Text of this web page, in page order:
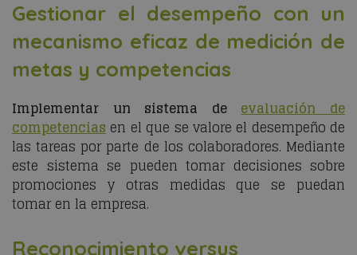
Gestionar el desempeño con un
mecanismo eficaz de medición de
metas y competencias
Implementar un sistema deevaluación de
competencias en el que se valore el desempeño de
las tareas por parte de los colaboradores. Mediante
este sistema se pueden tomar decisiones sobre
promociones y otras medidas que se puedan
tomar en la empresa.
Reconocimiento versus